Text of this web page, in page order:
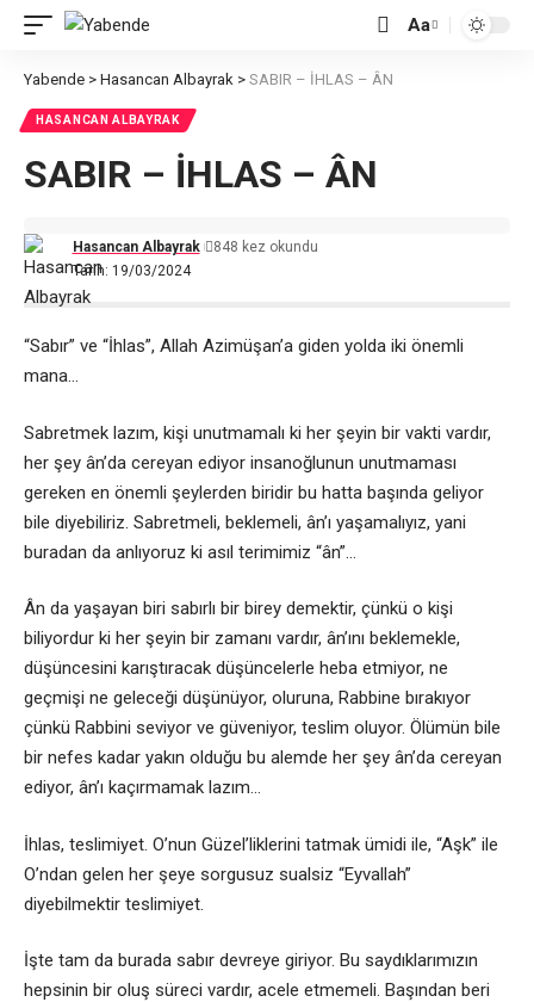
Font
Aa
Yabende > Hasancan Albayrak > SABIR – İHLAS – ÂN
HASANCAN ALBAYRAK
SABIR – İHLAS – ÂN
Tarih: 19/03/2024
Hasancan Albayrak 848 kez okundu
“Sabır” ve “İhlas”, Allah Azimüşan’a giden yolda iki önemli
mana…
Sabretmek lazım, kişi unutmamalı ki her şeyin bir vakti vardır,
her şey ân’da cereyan ediyor insanoğlunun unutmaması
gereken en önemli şeylerden biridir bu hatta başında geliyor
bile diyebiliriz. Sabretmeli, beklemeli, ân’ı yaşamalıyız, yani
buradan da anlıyoruz ki asıl terimimiz “ân”…
Ân da yaşayan biri sabırlı bir birey demektir, çünkü o kişi
biliyordur ki her şeyin bir zamanı vardır, ân’ını beklemekle,
düşüncesini karıştıracak düşüncelerle heba etmiyor, ne
geçmişi ne geleceği düşünüyor, oluruna, Rabbine bırakıyor
çünkü Rabbini seviyor ve güveniyor, teslim oluyor. Ölümün bile
bir nefes kadar yakın olduğu bu alemde her şey ân’da cereyan
ediyor, ân’ı kaçırmamak lazım…
İhlas, teslimiyet. O’nun Güzel’liklerini tatmak ümidi ile, “Aşk” ile
O’ndan gelen her şeye sorgusuz sualsiz “Eyvallah”
diyebilmektir teslimiyet.
İşte tam da burada sabır devreye giriyor. Bu saydıklarımızın
hepsinin bir oluş süreci vardır, acele etmemeli. Başından beri